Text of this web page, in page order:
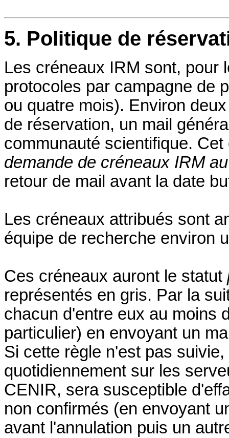
5. Politique de
Les créneaux IRM sont, pour
protocoles par campagne de
ou quatre mois). Environ
de réservation, un mail
communauté scientifique.
demande de créneaux IRM
retour de mail avant la date
Les créneaux attribués sont
équipe de recherche environ
Ces créneaux auront le statut
représentés en gris. Par la
chacun d'entre eux au moins
particulier) en envoyant un
Si cette règle n'est pas
quotidiennement sur les
CENIR, sera susceptible
non confirmés (en envoyant
avant l'annulation puis un